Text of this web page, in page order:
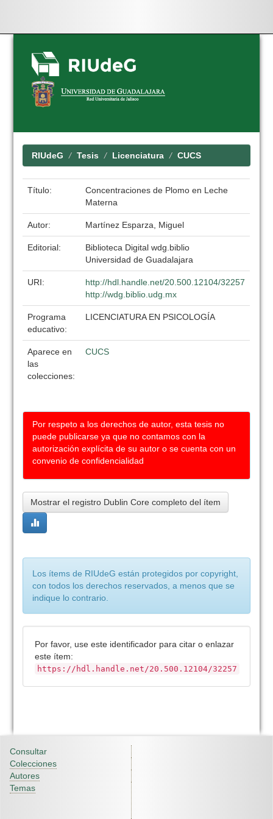
Skip
navigation
RIUdeG Tesis Licenciatura CUCS
Título:
Concentraciones de Plomo en Leche
Materna
Autor: Martínez Esparza, Miguel
Editorial:
Biblioteca Digital wdg.biblio
Universidad de Guadalajara
URI:
http://hdl.handle.net/20.500.12104/32257
http://wdg.biblio.udg.mx
Programa
educativo:
LICENCIATURA EN PSICOLOGÍA
Aparece en
las
colecciones:
CUCS
Por respeto a los derechos de autor, esta tesis no
puede publicarse ya que no contamos con la
autorización explícita de su autor o se cuenta con un
convenio de confidencialidad
Mostrar el registro Dublin Core completo del ítem
Los ítems de RIUdeG están protegidos por copyright,
con todos los derechos reservados, a menos que se
indique lo contrario.
Por favor, use este identificador para citar o enlazar
este ítem:
https://hdl.handle.net/20.500.12104/32257
Consultar
Colecciones
Autores
Temas